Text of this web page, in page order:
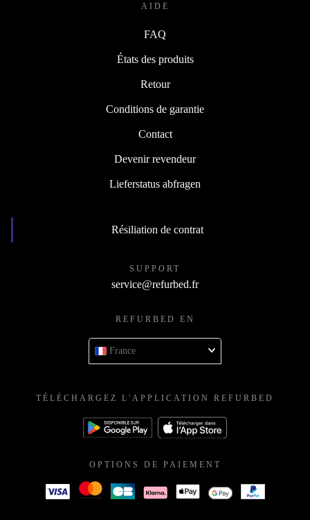
AIDE
FAQ
États des produits
Retour
Conditions de garantie
Contact
Devenir revendeur
Lieferstatus abfragen
Résiliation de contrat
SUPPORT
service@refurbed.fr
REFURBED EN
France
TÉLÉCHARGEZ L'APPLICATION REFURBED
OPTIONS DE PAIEMENT